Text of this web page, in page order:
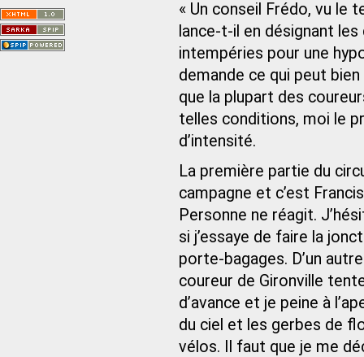
« Un conseil Frédo, vu le
lance-t-il en désignant
intempéries pour une
demande ce qui peut
que la plupart des
telles conditions, moi le
d’intensité.
La première partie du
campagne et c’est
Personne ne réagit.
si j’essaye de faire la
porte-bagages. D’un
coureur de Gironville
d’avance et je peine à
du ciel et les gerbes de
vélos. Il faut que je me
Saint-Nom.
Veuillez consulter le message du
service ci-dessous.
(401 - Invalid API key. Please see
https://openweathermap.org/faq#error401